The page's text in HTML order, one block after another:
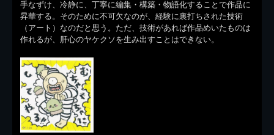
手なずけ、冷静に、丁寧に編集・構築・物語化することで作品に
昇華する。そのために不可欠なのが、経験に裏打ちされた技術
（アート）なのだと思う。ただ、技術があれば作品めいたものは
作れるが、肝心のヤケクソを生み出すことはできない。